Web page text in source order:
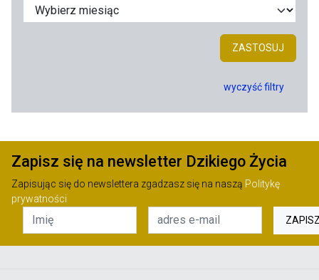
ZASTOSUJ
wyczyść filtry
Zapisz się na newsletter Dzikiego Życia
Zapisując się do newslettera zgadzasz się na naszą Politykę
prywatności